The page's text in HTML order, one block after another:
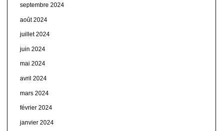
septembre 2024
août 2024
juillet 2024
juin 2024
mai 2024
avril 2024
mars 2024
février 2024
janvier 2024